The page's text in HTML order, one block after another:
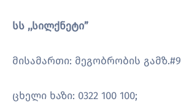
სს ,,სილქნეტი”
მისამართი: მეგობრობის გამზ.#9
ცხელი ხაზი: 0322 100 100;